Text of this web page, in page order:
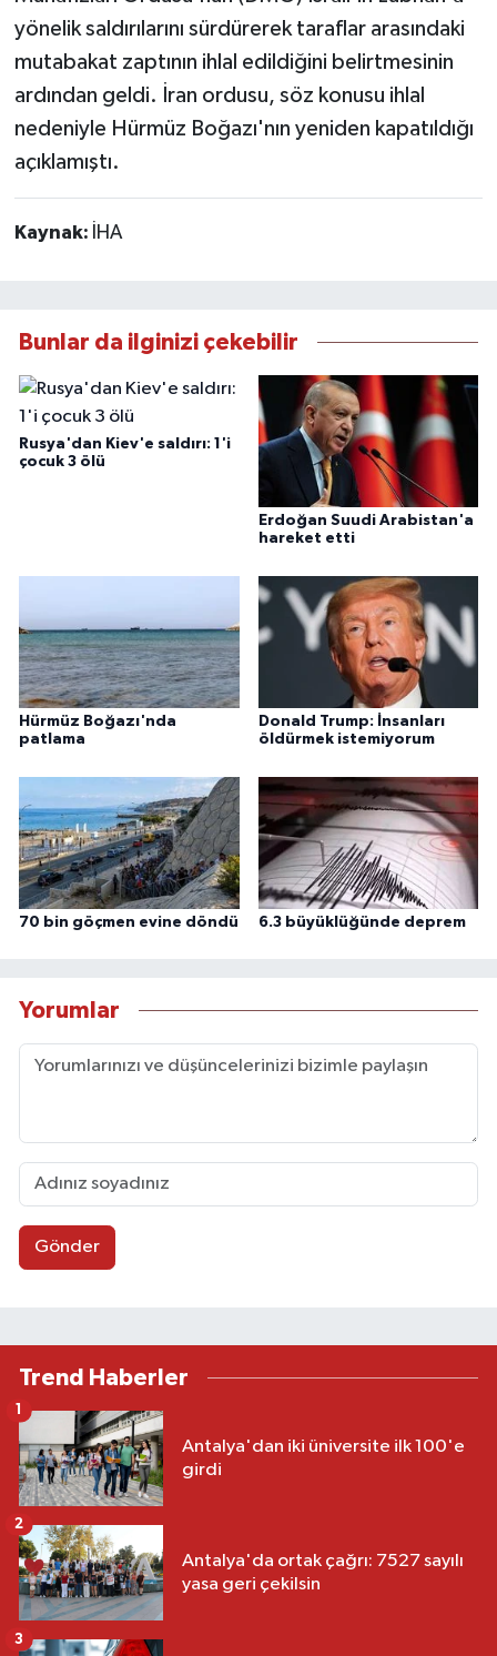
yönelik saldırılarını sürdürerek taraflar arasındaki
mutabakat zaptının ihlal edildiğini belirtmesinin
ardından geldi. İran ordusu, söz konusu ihlal
nedeniyle Hürmüz Boğazı'nın yeniden kapatıldığı
açıklamıştı.
Kaynak: İHA
Bunlar da ilginizi çekebilir
Rusya'dan Kiev'e saldırı: 1'i
çocuk 3 ölü
Erdoğan Suudi Arabistan'a
hareket etti
Hürmüz Boğazı'nda
patlama
Donald Trump: İnsanları
öldürmek istemiyorum
70 bin göçmen evine döndü 6.3 büyüklüğünde deprem
Yorumlar
Gönder
Trend Haberler
Antalya'dan iki üniversite ilk 100'e
girdi
1
Antalya'da ortak çağrı: 7527 sayılı
yasa geri çekilsin
2
3